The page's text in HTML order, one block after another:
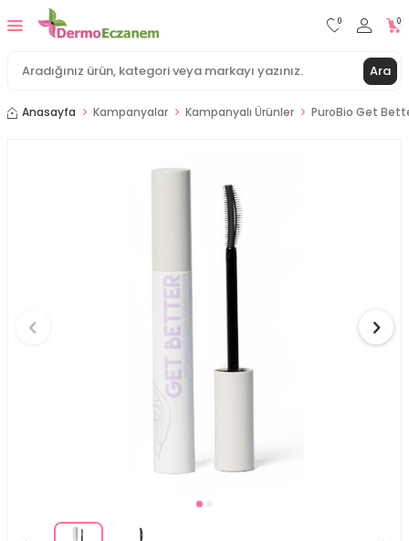
Ara
0 0
Anasayfa Kampanyalar Kampanyalı Ürünler PuroBio Get